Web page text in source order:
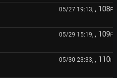
05/27 19:13, , 108F
05/29 15:19, , 109F
05/30 23:33, , 110F